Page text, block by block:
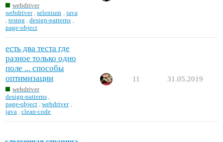
webdriver
webdriver ,selenium
java
testng ,design-patterns
page-object
есть два теста где
разное только одно
поле ... способы
оптимизации
webdriver
design-patterns
page-object ,webdriver
java
,clean-code
11 31.05.2019